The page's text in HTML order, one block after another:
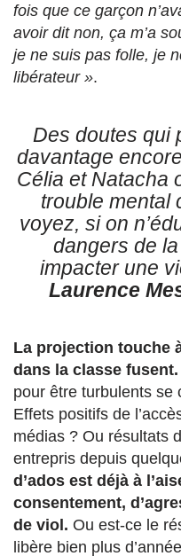
fois que ce garçon
avoir dit non, ça m’a
je ne suis pas folle, je
libérateur ».
Des doutes qui
davantage
Célia et Natacha
trouble mental
voyez, si on
dangers de
impacter une
Laurence
La projection touche
dans la classe fusent.
pour être turbulents se
Effets positifs de
médias ? Ou résultats
entrepris depuis
d’ados est déjà à
consentement,
de viol. Ou est-ce le
libère bien plus